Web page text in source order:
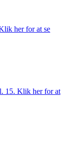
her for at se
15. Klik her for at